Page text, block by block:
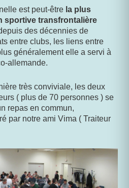
est peut-être la plus
sportive transfrontalière
des décennies de
entre clubs, les liens entre
généralement elle a servi à
allemande.
très conviviale, les deux
( plus de 70 personnes ) se
repas en commun,
par notre ami Vima ( Traiteur